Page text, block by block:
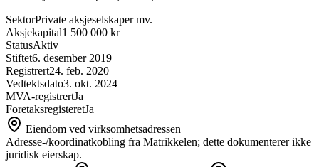
SektorPrivate aksjeselskaper mv.
Aksjekapital1 500 000 kr
StatusAktiv
Stiftet6. desember 2019
Registrert24. feb. 2020
Vedtektsdato3. okt. 2024
MVA-registrertJa
ForetaksregisteretJa
Eiendom ved virksomhetsadressen
Adresse-/koordinatkobling fra Matrikkelen; dette dokumenterer ikke
juridisk eierskap.